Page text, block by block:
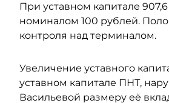
При уставном капитале
номиналом 100 рублей.
контроля над терминалом.
Увеличение уставного
уставном капитале ПНТ,
Васильевой размеру её